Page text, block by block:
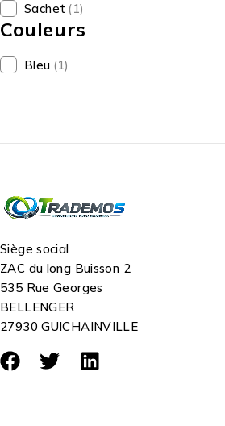
Sachet (1)
Couleurs
Bleu (1)
Siège social
ZAC du long Buisson 2
535 Rue Georges
BELLENGER
27930 GUICHAINVILLE